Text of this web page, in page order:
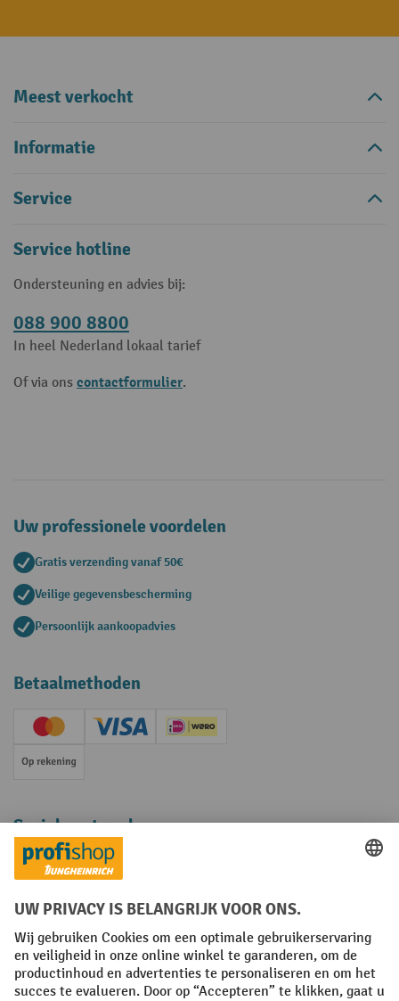
Meest verkocht
Informatie
Service
Service hotline
Ondersteuning en advies bij:
088 900 8800
In heel Nederland lokaal tarief
Of via ons contactformulier.
Uw professionele voordelen
Gratis verzending vanaf 50€
Veilige gegevensbescherming
Persoonlijk aankoopadvies
Betaalmethoden
Creditcard (Master)Creditcard (Visa)iDEAL | Wero
Op rekening
Sociale netwerken
Facebook
YouTube
LinkedInInstagram
Algemene leveringsvoorwaarden Copyright
Privacyverklaring Privacy Instellingen